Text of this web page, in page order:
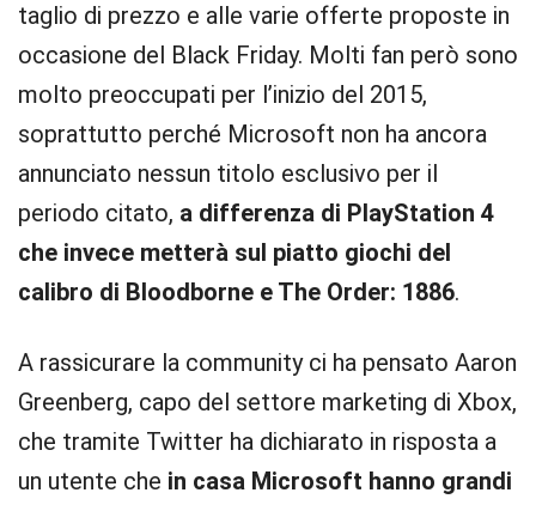
taglio di prezzo e alle varie offerte proposte in
occasione del Black Friday. Molti fan però sono
molto preoccupati per l’inizio del 2015,
soprattutto perché Microsoft non ha ancora
annunciato nessun titolo esclusivo per il
periodo citato, a differenza di PlayStation 4
che invece metterà sul piatto giochi del
calibro di Bloodborne e The Order: 1886.
A rassicurare la community ci ha pensato Aaron
Greenberg, capo del settore marketing di Xbox,
che tramite Twitter ha dichiarato in risposta a
un utente che in casa Microsoft hanno grandi